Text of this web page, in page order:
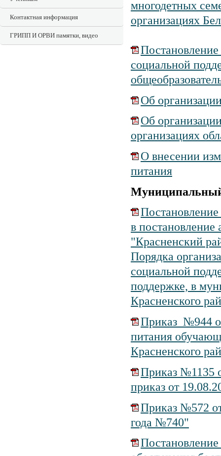
Контактная информация
ГРИПП И ОРВИ памятки, видео
многодетных
организациях
социальной
Об
Об
организациях
О внесении
питания
в
"Красненский
Порядка
социальной
поддержке, в
Красненского
Приказ №944
питания
Красненского
Приказ №1135
приказ от
Приказ №572
года №740"